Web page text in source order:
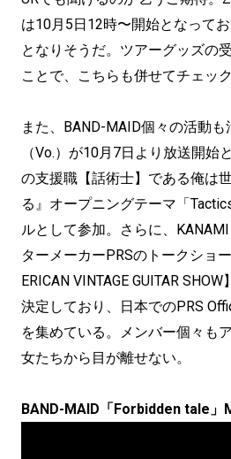
は10月5日12時〜開始となって
となりそうだ。ツアーグッズの
ことで、こちらも併せてチェッ
また、BAND-MAID個々の活動
（Vo.）が10月7日より放送開始
の支援職【話術士】である俺は
る』オープニングテーマ「
ルとして参加。さらに、
ターメーカーPRSのトークショ
ERICAN VINTAGE GUITAR
決定しており、日本でのPRS
を集めている。メンバー個々も
女たちから目が離せない。
BAND-MAID「Forbidden tale」